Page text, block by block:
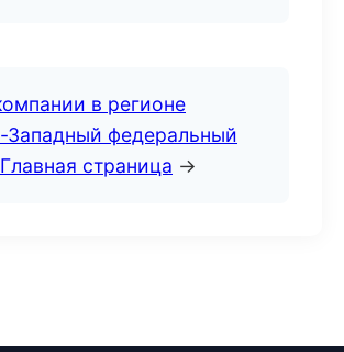
в регионе
Западный федеральный
Главная страница →